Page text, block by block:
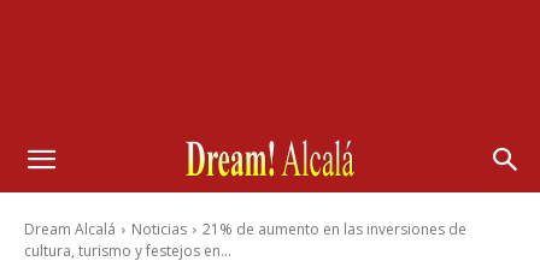
Dream Alcalá Noticias
21% de aumento en las inversiones de
cultura, turismo y festejos en...